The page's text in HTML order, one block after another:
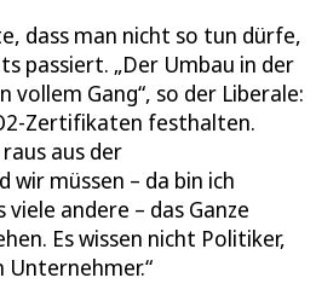
dass man nicht so tun dürfe,
passiert. „Der Umbau in der
Gang“, so der Liberale:
Zertifikaten festhalten.
aus der
wir müssen – da bin ich
andere – das Ganze
Es wissen nicht Politiker,
Unternehmer.“